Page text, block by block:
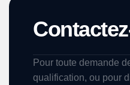
Pour toute demande
qualification, ou pour